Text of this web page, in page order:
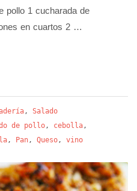
pollo 1 cucharada de
en cuartos 2 …
, Salado
de pollo, cebolla,
, Pan, Queso, vino